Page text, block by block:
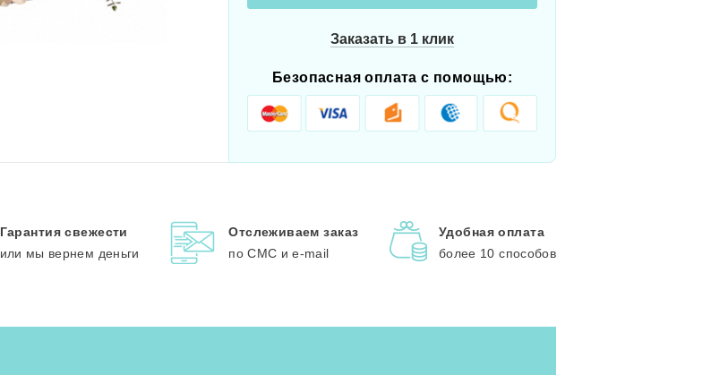
Заказать в 1 клик
Безопасная оплата с помощью:
Гарантия свежести
или мы вернем деньги
Отслеживаем заказ
по СМС и e-mail
Удобная оплата
более 10 способов